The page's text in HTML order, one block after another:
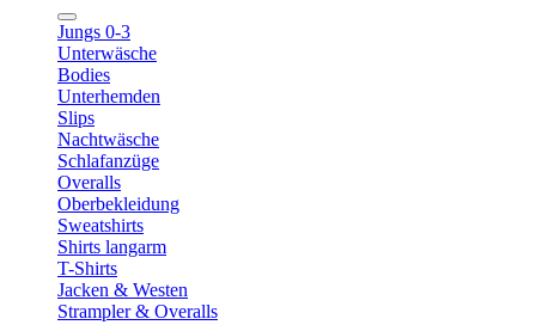
Jungs 0-3
Unterwäsche
Bodies
Unterhemden
Slips
Nachtwäsche
Schlafanzüge
Overalls
Oberbekleidung
Sweatshirts
Shirts langarm
T-Shirts
Jacken & Westen
Strampler & Overalls